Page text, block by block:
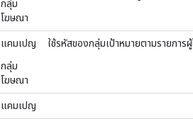
กลุ่ม
โฆษณา
แคมเปญ
กลุ่ม
โฆษณา
ใช้รหัสของกลุ่มเป้าหมายตามรายการผู้
แคมเปญ